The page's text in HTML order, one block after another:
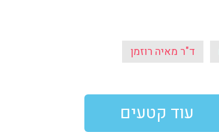
ד"ר מאיה רוזמן
עוד קטעים